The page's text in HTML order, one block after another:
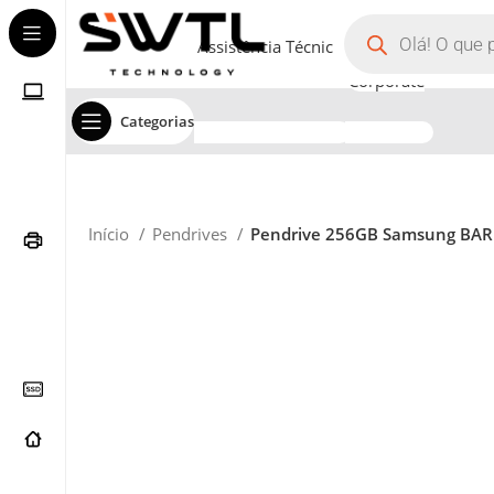
Categorias
Assistência Técnica
Corporate
Início Pendrives Pendrive 256GB Samsung